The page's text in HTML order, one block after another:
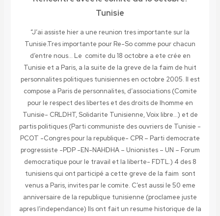
Tunisie
“J’ai assiste hier a une reunion tres importante sur la
Tunisie.Tres importante pour Re-So comme pour chacun
d’entre nous… Le comite du 18 octobre a ete crée en
Tunisie et a Paris, a la suite de la greve de la faim de huit
personnalites politiques tunisiennes en octobre 2005. Il est
compose a Paris de personnalites, d’associations (Comite
pour le respect des libertes et des droits de lhomme en
Tunisie- CRLDHT, Solidarite Tunisienne, Voix libre…) et de
partis politiques (Parti communiste des ouvriers de Tunisie -
PCOT -Congres pour la republique- CPR – Parti democrate
progressiste -PDP -EN-NAHDHA – Unionistes – UN – Forum
democratique pour le travail et la liberte- FDTL.) 4 des 8
tunisiens qui ont participé a cette greve de la faim sont
venus a Paris, invites par le comite. C’est aussi le 50 eme
anniversaire de la republique tunisienne (proclamee juste
apres l’independance) Ils ont fait un resume historique de la